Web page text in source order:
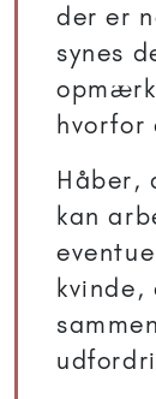
der er
synes
Håber,
kan
kvinde,